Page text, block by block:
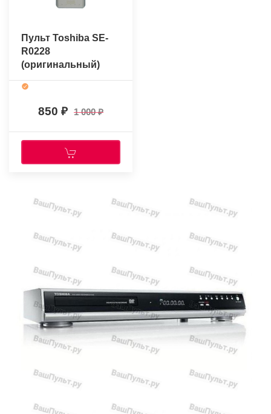
Пульт Toshiba SE-
R0228
(оригинальный)
850 1 000